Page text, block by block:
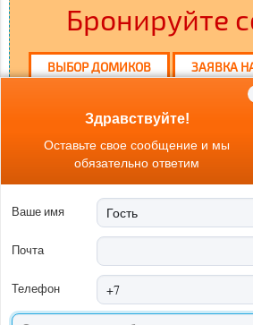
Бронируйте
ВЫБОР ДОМИКОВ ЗАЯВКА
на день (с
Здравствуйте!
Оставьте свое сообщение и мы
обязательно ответим
Ваше имя
Почта
Телефон